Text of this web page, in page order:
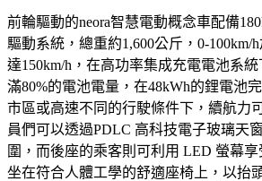
前輪驅動的neora智慧電動概念車配備
驅動系統，總重約1,600公斤，0-100km/
達150km/h，在高功率集成充電電池系
滿80%的電池電量，在48kWh的鋰電池
市區或高速不同的行駛條件下，續航力
員們可以透過PDLC 高科技電子玻璃天
圍，而後座的乘客則可利用 LED 螢幕
坐在符合人體工學的舒適座椅上，以抬